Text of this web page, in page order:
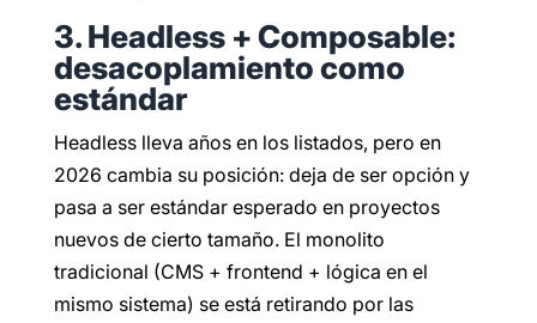
3. Headless + Composable:
desacoplamiento como
estándar
Headless lleva años en los listados, pero en
2026 cambia su posición: deja de ser opción y
pasa a ser estándar esperado en proyectos
nuevos de cierto tamaño. El monolito
tradicional (CMS + frontend + lógica en el
mismo sistema) se está retirando por las